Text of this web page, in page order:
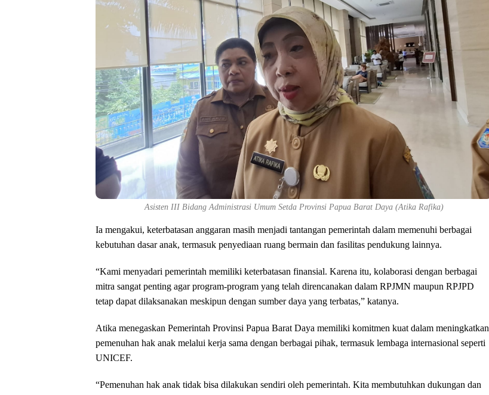
Asisten III Bidang Administrasi Umum Setda Provinsi Papua Barat Daya (Atika Rafika)
Ia mengakui, keterbatasan anggaran masih menjadi tantangan pemerintah dalam memenuhi berbagai
kebutuhan dasar anak, termasuk penyediaan ruang bermain dan fasilitas pendukung lainnya.
“Kami menyadari pemerintah memiliki keterbatasan finansial. Karena itu, kolaborasi dengan berbagai
mitra sangat penting agar program-program yang telah direncanakan dalam RPJMN maupun RPJPD
tetap dapat dilaksanakan meskipun dengan sumber daya yang terbatas,” katanya.
Atika menegaskan Pemerintah Provinsi Papua Barat Daya memiliki komitmen kuat dalam meningkatkan
pemenuhan hak anak melalui kerja sama dengan berbagai pihak, termasuk lembaga internasional seperti
UNICEF.
“Pemenuhan hak anak tidak bisa dilakukan sendiri oleh pemerintah. Kita membutuhkan dukungan dan